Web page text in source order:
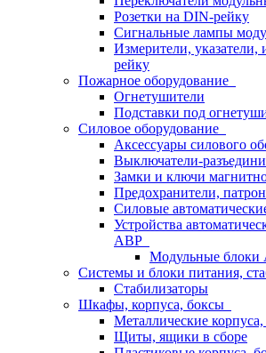
Розетки на DIN-рейку
Сигнальные лампы
Измерители,
рейку
Пожарное оборудование
Огнетушители
Подставки под
Силовое оборудование
Аксессуары силового
Выключатели-
Замки и ключи
Предохранители,
Силовые
Устройства
АВР
Модульные
Системы и блоки питания,
Стабилизаторы
Шкафы, корпуса, боксы
Металлические
Щиты, ящики в сборе